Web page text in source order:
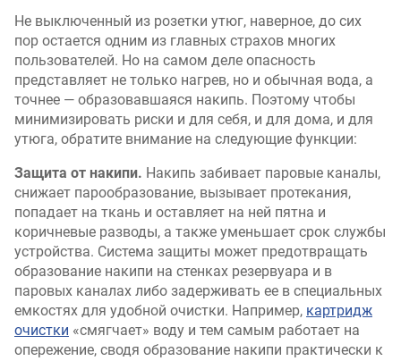
Не выключенный из розетки утюг, наверное, до сих
пор остается одним из главных страхов многих
пользователей. Но на самом деле опасность
представляет не только нагрев, но и обычная вода, а
точнее — образовавшаяся накипь. Поэтому чтобы
минимизировать риски и для себя, и для дома, и для
утюга, обратите внимание на следующие функции:
Защита от накипи. Накипь забивает паровые каналы,
снижает парообразование, вызывает протекания,
попадает на ткань и оставляет на ней пятна и
коричневые разводы, а также уменьшает срок службы
устройства. Система защиты может предотвращать
образование накипи на стенках резервуара и в
паровых каналах либо задерживать ее в специальных
емкостях для удобной очистки. Например, картридж
очистки «смягчает» воду и тем самым работает на
опережение, сводя образование накипи практически к